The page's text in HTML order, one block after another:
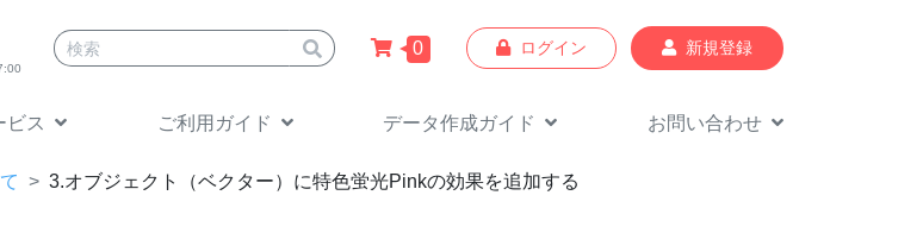
サイト内検索 0 ログイン 新規登録
ビス ご利用ガイド データ作成ガイド お問い合わせ
3.オブジェクト（ベクター）に特色蛍光Pinkの効果を追加する